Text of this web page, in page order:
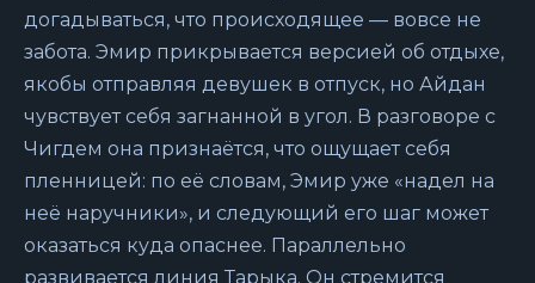
догадываться, что происходящее — вовсе не
забота. Эмир прикрывается версией об отдыхе,
якобы отправляя девушек в отпуск, но Айдан
чувствует себя загнанной в угол. В разговоре с
Чигдем она признаётся, что ощущает себя
пленницей: по её словам, Эмир уже «надел на
неё наручники», и следующий его шаг может
оказаться куда опаснее. Параллельно
развивается линия Тарыка. Он стремится